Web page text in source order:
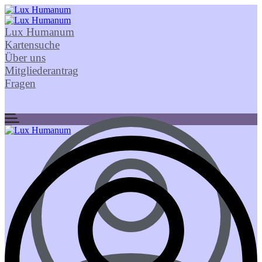
Lux Humanum
Kartensuche
Über uns
Mitgliederantrag
Fragen